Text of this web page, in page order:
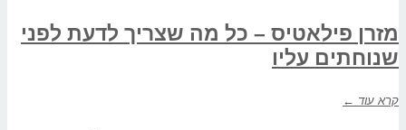
מזרן פילאטיס – כל מה שצריך לדעת לפני
שנוחתים עליו
קרא עוד ←